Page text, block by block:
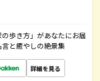
歩き方」があなたにお届
と癒やしの絶景集
詳細を見る